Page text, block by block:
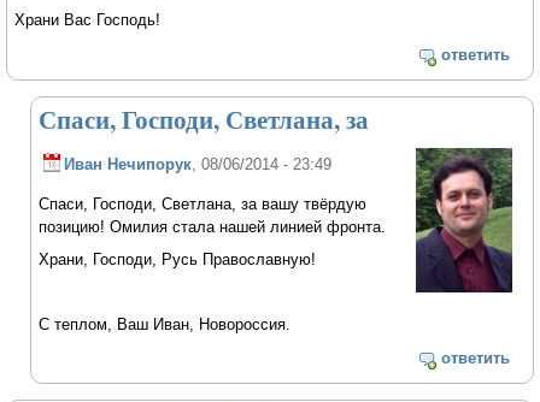
Храни Вас Господь!
ответить
Спаси, Господи, Светлана, за
Иван Нечипорук, 08/06/2014 - 23:49
Спаси, Господи, Светлана, за вашу твёрдую
позицию! Омилия стала нашей линией фронта.
Храни, Господи, Русь Православную!
С теплом, Ваш Иван, Новороссия.
ответить